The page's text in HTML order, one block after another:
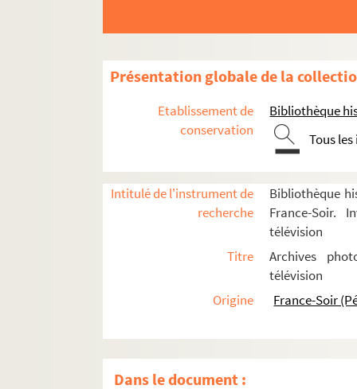
Présentation globale de la
Etablissement de
conservation
Bibliothèque
Tous
Intitulé de l'instrument de
recherche
Bibliothèque
France-Soir.
télévision
Titre
Archives
télévision
Origine
France-Soir
Dans le document :
J
L
Laborde
Laborde, Jean
Laborie, Jean
Lacour, Pierre
Lacroix, Jean-Paul
Laferté, Roger
Lagabbe
Lagorce, Guy
Lalu